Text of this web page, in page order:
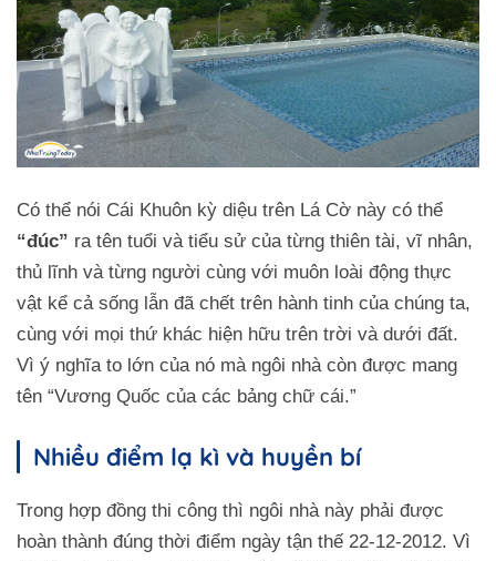
Có thể nói Cái Khuôn kỳ diệu trên Lá Cờ này có thể
“đúc” ra tên tuổi và tiểu sử của từng thiên tài, vĩ nhân,
thủ lĩnh và từng người cùng với muôn loài động thực
vật kể cả sống lẫn đã chết trên hành tinh của chúng ta,
cùng với mọi thứ khác hiện hữu trên trời và dưới đất.
Vì ý nghĩa to lớn của nó mà ngôi nhà còn được mang
tên “Vương Quốc của các bảng chữ cái.”
Nhiều điểm lạ kì và huyền bí
Trong hợp đồng thi công thì ngôi nhà này phải được
hoàn thành đúng thời điểm ngày tận thế 22-12-2012. Vì